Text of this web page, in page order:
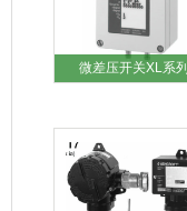
微差压开关XL系列